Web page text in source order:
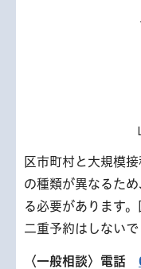
区市町村と大規模
の種類が異なるた
る必要があります
二重予約はしないで
〈一般相談〉電話